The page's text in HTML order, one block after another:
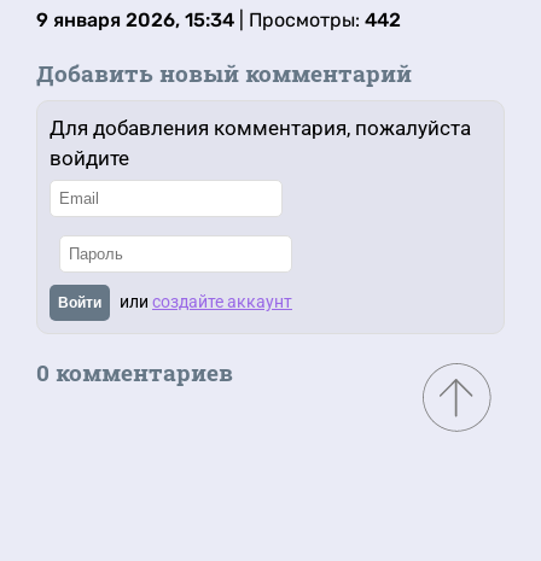
9 января 2026, 15:34 | Просмотры: 442
Добавить новый комментарий
Для добавления комментария, пожалуйста
войдите
Войти или создайте аккаунт
0 комментариев